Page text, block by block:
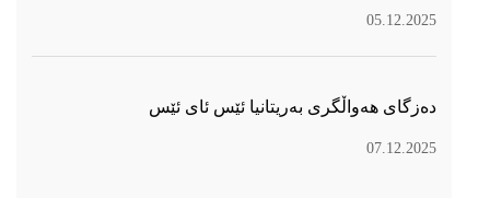
05.12.2025
دەزگای هەواڵگری بەریتانیا ئێس ئای ئێس
07.12.2025